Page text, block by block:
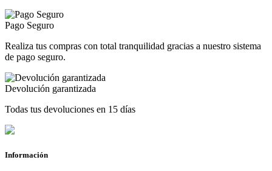
Pago Seguro
Realiza tus compras con total tranquilidad gracias a nuestro sistema
de pago seguro.
Devolución garantizada
Todas tus devoluciones en 15 días
Información